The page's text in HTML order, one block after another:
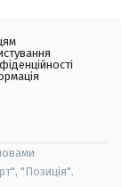
"Позиція".